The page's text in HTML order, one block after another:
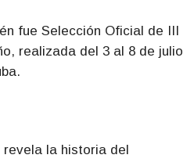
fue Selección Oficial de III
realizada del 3 al 8 de julio
la historia del